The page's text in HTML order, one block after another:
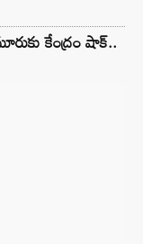
కేంద్రం షాక్..